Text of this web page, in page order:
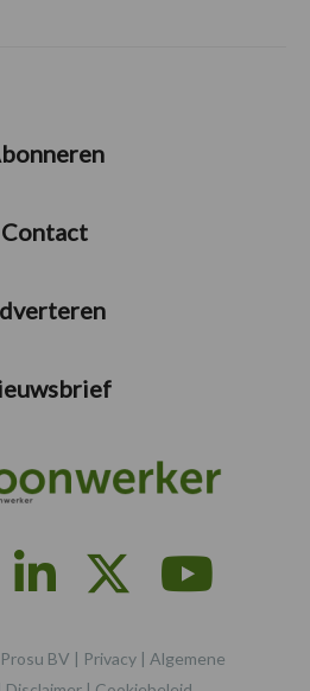
Contact
BV | Privacy | Algemene